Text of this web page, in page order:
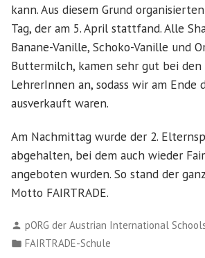
kann. Aus diesem Grund
Tag, der am 5. April stattfand. Alle
Banane-Vanille, Schoko-Vanille und
Buttermilch, kamen sehr gut bei
LehrerInnen an, sodass wir am Ende
ausverkauft waren.
Am Nachmittag wurde der 2.
abgehalten, bei dem auch wieder
angeboten wurden. So stand der
Motto FAIRTRADE.
Verfasst
von
pORG der Austrian International
Veröffentlicht
FAIRTRADE-Schule